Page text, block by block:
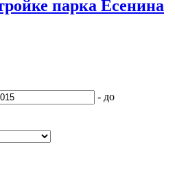
парка Есенина
- до